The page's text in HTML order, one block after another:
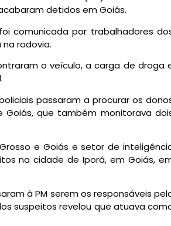
detidos em Goiás.
comunicada por trabalhadores
rodovia.
o veículo, a carga de droga
passaram a procurar os
Goiás, que também monitorava
e Goiás e setor de
na cidade de Iporá, em Goiás,
à PM serem os responsáveis
suspeitos revelou que atuava